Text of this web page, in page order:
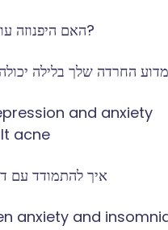
האם היפנוזה עובדת לטיפול בחרדה?
מדוע החרדה שלך בלילה
and anxiety
acne
איך להתמודד עם
anxiety and